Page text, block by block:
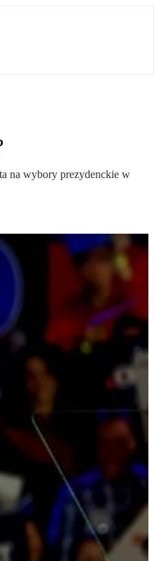
na wybory prezydenckie w